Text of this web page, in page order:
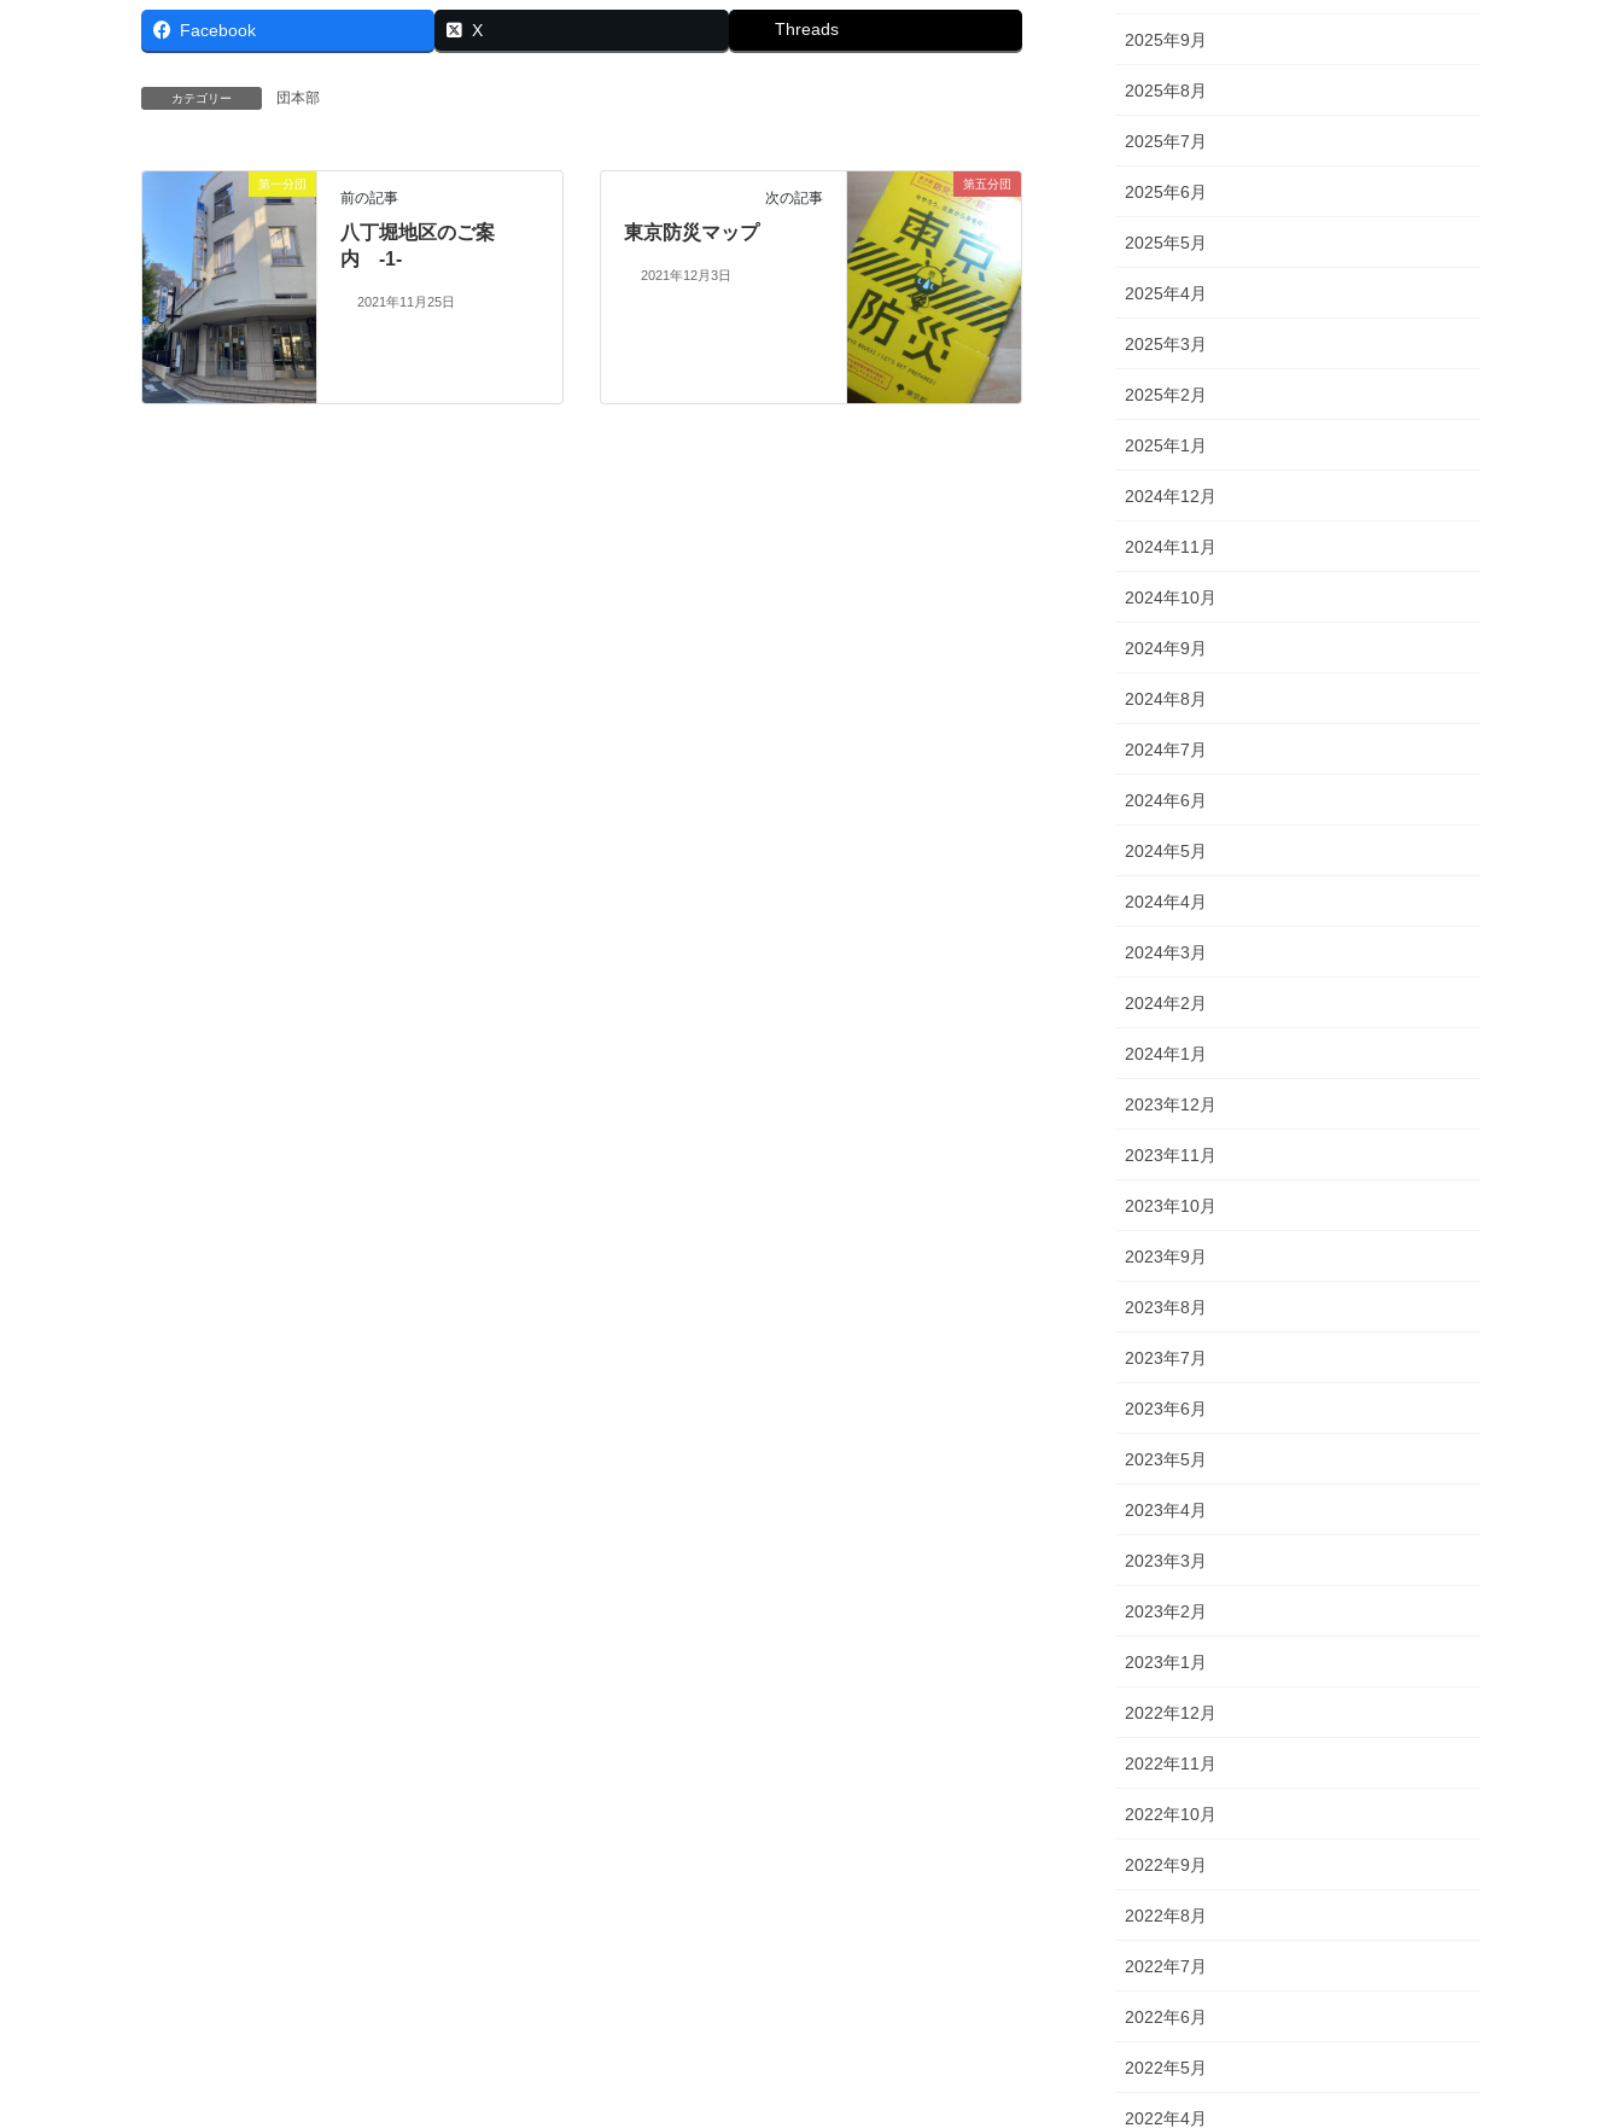
Facebook X Threads
カテゴリー 団本部
第一分団
前の記事
八丁堀地区のご案
内 -1-
2021年11月25日
第五分団
次の記事
東京防災マップ
2021年12月3日
2025年9月
2025年8月
2025年7月
2025年6月
2025年5月
2025年4月
2025年3月
2025年2月
2025年1月
2024年12月
2024年11月
2024年10月
2024年9月
2024年8月
2024年7月
2024年6月
2024年5月
2024年4月
2024年3月
2024年2月
2024年1月
2023年12月
2023年11月
2023年10月
2023年9月
2023年8月
2023年7月
2023年6月
2023年5月
2023年4月
2023年3月
2023年2月
2023年1月
2022年12月
2022年11月
2022年10月
2022年9月
2022年8月
2022年7月
2022年6月
2022年5月
2022年4月